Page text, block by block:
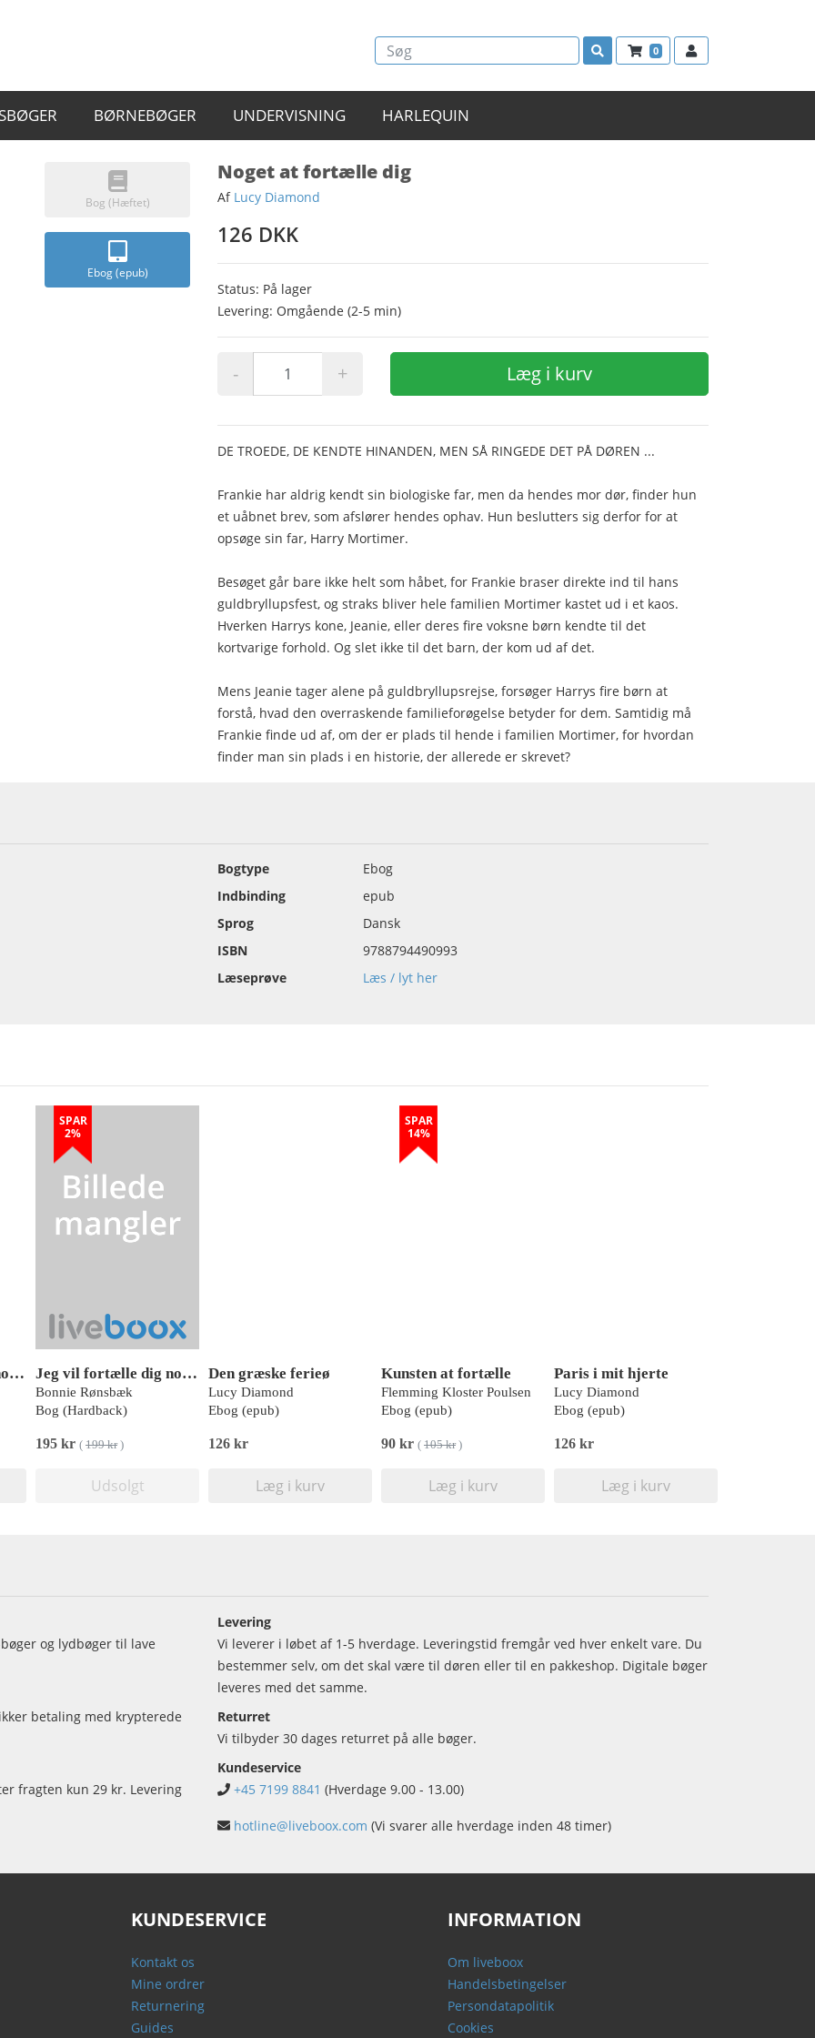
0
BØRNEBØGER UNDERVISNING HARLEQUIN
Bog (Hæftet)
Ebog (epub)
Noget at fortælle dig
Af Lucy Diamond
126 DKK
Status: På lager
Levering: Omgående (2-5 min)
- + Læg i kurv
DE TROEDE, DE KENDTE HINANDEN, MEN SÅ RINGEDE DET PÅ DØREN ...
Frankie har aldrig kendt sin biologiske far, men da hendes mor dør, finder hun
et uåbnet brev, som afslører hendes ophav. Hun beslutters sig derfor for at
opsøge sin far, Harry Mortimer.
Besøget går bare ikke helt som håbet, for Frankie braser direkte ind til hans
guldbryllupsfest, og straks bliver hele familien Mortimer kastet ud i et kaos.
Hverken Harrys kone, Jeanie, eller deres fire voksne børn kendte til det
kortvarige forhold. Og slet ikke til det barn, der kom ud af det.
Mens Jeanie tager alene på guldbryllupsrejse, forsøger Harrys fire børn at
forstå, hvad den overraskende familieforøgelse betyder for dem. Samtidig må
Frankie finde ud af, om der er plads til hende i familien Mortimer, for hvordan
finder man sin plads i en historie, der allerede er skrevet?
Bogtype
Ebog
Indbinding
epub
Sprog
Dansk
ISBN
9788794490993
Læseprøve
Læs / lyt her
Jeg vil fortælle dig noget
SPAR
2%
Jeg vil fortælle dig noget
Bonnie Rønsbæk
Bog (Hardback)
195 kr ( 199 kr)
Udsolgt
Den græske ferieø
Lucy Diamond
Ebog (epub)
126 kr
Læg i kurv
SPAR
14%
Kunsten at fortælle
Flemming Kloster Poulsen
Ebog (epub)
90 kr ( 105 kr)
Læg i kurv
Paris i mit hjerte
Lucy Diamond
Ebog (epub)
126 kr
Læg i kurv
og lydbøger til lave
betaling med krypterede
fragten kun 29 kr. Levering
Levering
Vi leverer i løbet af 1-5 hverdage. Leveringstid fremgår ved hver enkelt vare. Du
bestemmer selv, om det skal være til døren eller til en pakkeshop. Digitale bøger
leveres med det samme.
Returret
Vi tilbyder 30 dages returret på alle bøger.
Kundeservice
+45 7199 8841 (Hverdage 9.00 - 13.00)
hotline@liveboox.com (Vi svarer alle hverdage inden 48 timer)
KUNDESERVICE
Kontakt os
Mine ordrer
Returnering
Guides
INFORMATION
Om liveboox
Handelsbetingelser
Persondatapolitik
Cookies